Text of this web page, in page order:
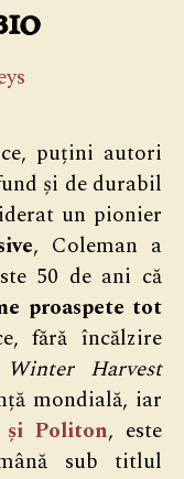
puțini autori
și de durabil
un pionier
, Coleman a
50 de ani că
proaspete tot
fără încălzire
Winter Harvest
mondială, iar
Politon, este
sub titlul